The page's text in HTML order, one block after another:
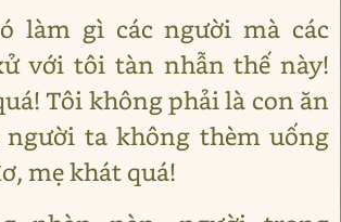
làm gì các người mà các
với tôi tàn nhẫn thế này!
Tôi không phải là con ăn
người ta không thèm uống
mẹ khát quá!